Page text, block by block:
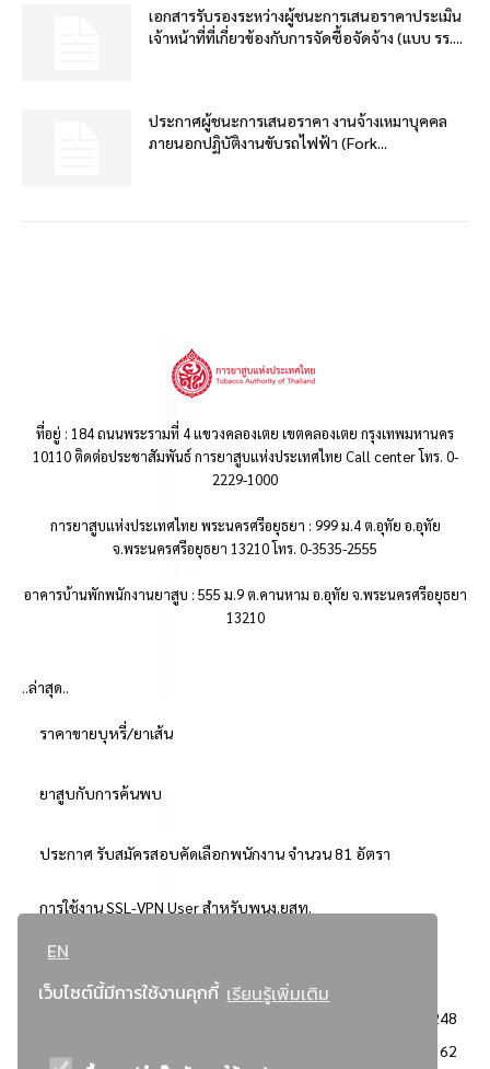
EN
เว็บไซต์นี้มีการใช้งานคุกกี้ เรียนรู้เพิ่มเติม
เอกสารรับรองระหว่างผู้ชนะการเสนอราคาประเมิน
เจ้าหน้าที่ที่เกี่ยวข้องกับการจัดซื้อจัดจ้าง (แบบ รร....
ประกาศผู้ชนะการเสนอราคา งานจ้างเหมาบุคคล
ภายนอกปฏิบัติงานขับรถไฟฟ้า (Fork...
ที่อยู่ : 184 ถนนพระรามที่ 4 แขวงคลองเตย เขตคลองเตย กรุงเทพมหานคร
10110 ติดต่อประชาสัมพันธ์ การยาสูบแห่งประเทศไทย Call center โทร. 0-
2229-1000
การยาสูบแห่งประเทศไทย พระนครศรีอยุธยา : 999 ม.4 ต.อุทัย อ.อุทัย
จ.พระนครศรีอยุธยา 13210 โทร. 0-3535-2555
อาคารบ้านพักพนักงานยาสูบ : 555 ม.9 ต.คานหาม อ.อุทัย จ.พระนครศรีอยุธยา
13210
..ล่าสุด..
ราคาขายบุหรี่/ยาเส้น
ยาสูบกับการค้นพบ
ประกาศ รับสมัครสอบคัดเลือกพนักงาน จำนวน 81 อัตรา
การใช้งาน SSL-VPN User สำหรับพนง.ยสท.
..ยอดนิยม..
3248
2362